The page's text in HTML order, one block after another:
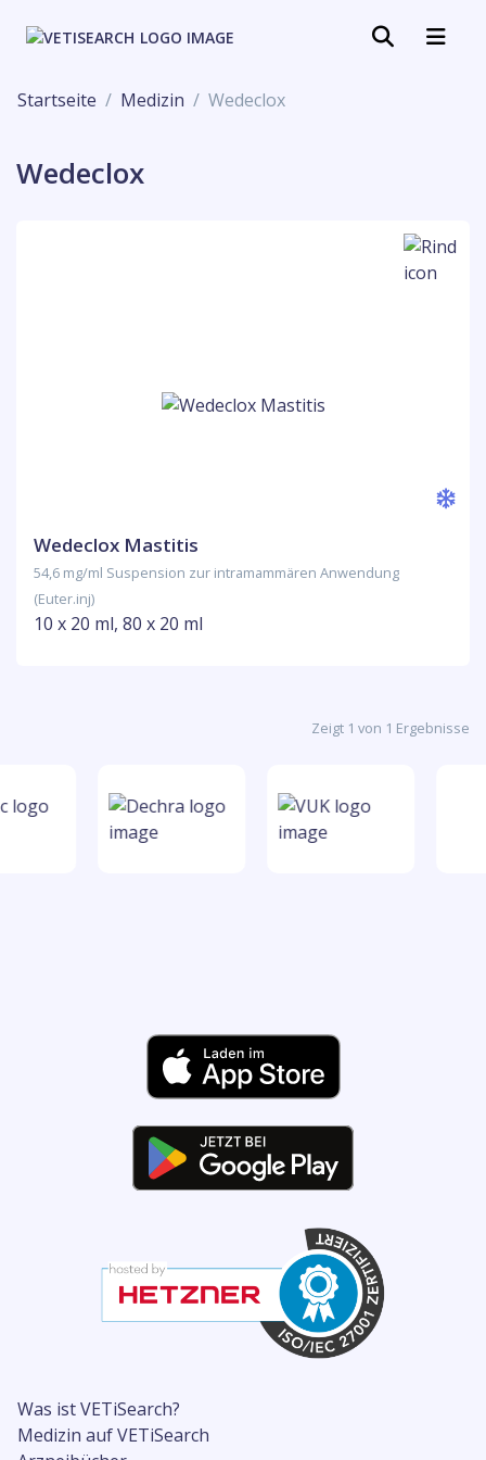
Startseite Medizin Wedeclox
Wedeclox
Wedeclox Mastitis
54,6 mg/ml Suspension zur intramammären Anwendung
(Euter.inj)
10 x 20 ml, 80 x 20 ml
Zeigt 1 von 1 Ergebnisse
Was ist VETiSearch?
Medizin auf VETiSearch